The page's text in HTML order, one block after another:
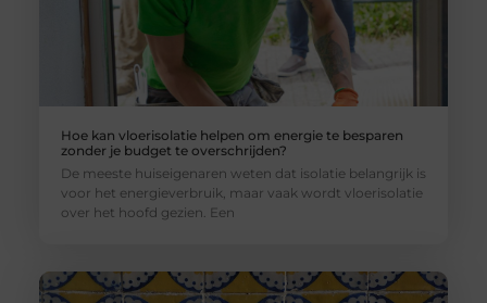
Hoe kan vloerisolatie helpen om energie te besparen
zonder je budget te overschrijden?
De meeste huiseigenaren weten dat isolatie belangrijk is
voor het energieverbruik, maar vaak wordt vloerisolatie
over het hoofd gezien. Een